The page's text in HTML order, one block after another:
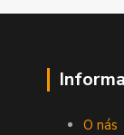
O nás